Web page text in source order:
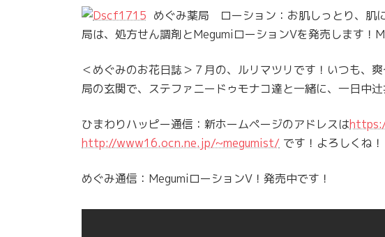
めぐみ薬局 ローション：お肌しっとり、肌
局は、処方せん調剤とMegumiローションVを発売します！
＜めぐみのお花日誌＞７月の、ルリマツリです！いつも、
局の玄関で、ステファニードゥモナコ達と一緒に、一日中
ひまわりハッピー通信：新ホームページのアドレスは
http://www16.ocn.ne.jp/~megumist/ です！よろしくね！
めぐみ通信：MegumiローションV！発売中です！